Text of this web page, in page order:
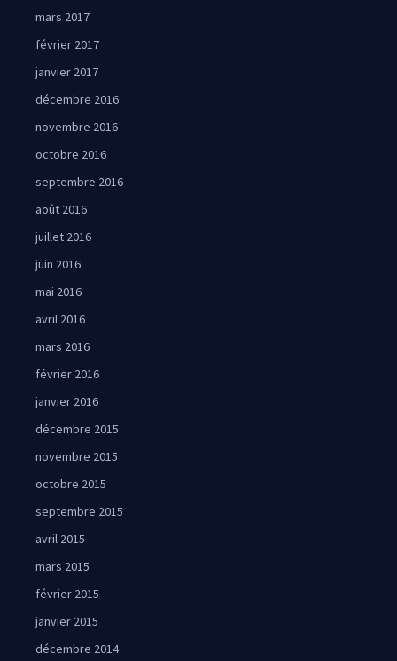
mars 2017
février 2017
janvier 2017
décembre 2016
novembre 2016
octobre 2016
septembre 2016
août 2016
juillet 2016
juin 2016
mai 2016
avril 2016
mars 2016
février 2016
janvier 2016
décembre 2015
novembre 2015
octobre 2015
septembre 2015
avril 2015
mars 2015
février 2015
janvier 2015
décembre 2014